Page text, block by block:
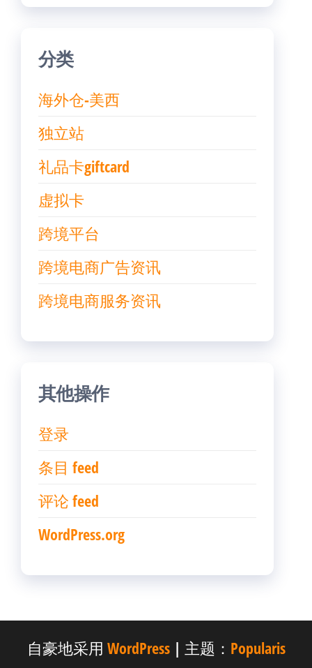
分类
海外仓-美西
独立站
礼品卡giftcard
虚拟卡
跨境平台
跨境电商广告资讯
跨境电商服务资讯
其他操作
登录
条目 feed
评论 feed
WordPress.org
自豪地采用 WordPress | 主题： Popularis